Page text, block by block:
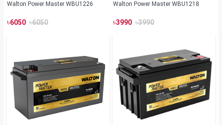
Walton Power Master WBU1226
৳6050 ৳6050
Walton Power Master WBU1218
৳3990 ৳3990